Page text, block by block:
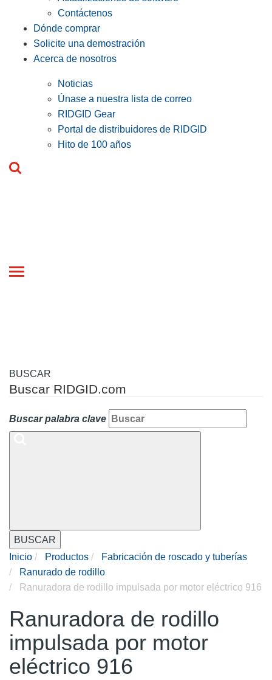
Contáctenos
Dónde comprar
Solicite una demostración
Acerca de nosotros
Noticias
Únase a nuestra lista de correo
RIDGID Gear
Portal de distribuidores de RIDGID
Hito de 100 años
Toggle
BUSCAR
Buscar RIDGID.com
Buscar palabra clave
BUSCAR
Inicio
Productos
Fabricación de roscado y tuberías
Ranurado de rodillo
Ranuradora de rodillo impulsada por motor eléctrico 916
Ranuradora de rodillo
impulsada por motor
eléctrico 916